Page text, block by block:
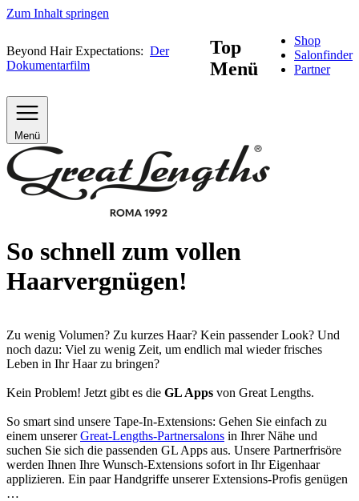
Zum Inhalt springen
Beyond Hair Expectations: Der
Dokumentarfilm
Top
Menü
Shop
Salonfinder
Partner
Menü
So schnell zum vollen
Haarvergnügen!
Zu wenig Volumen? Zu kurzes Haar? Kein passender Look? Und
noch dazu: Viel zu wenig Zeit, um endlich mal wieder frisches
Leben in Ihr Haar zu bringen?
Kein Problem! Jetzt gibt es die GL Apps von Great Lengths.
So smart sind unsere Tape-In-Extensions: Gehen Sie einfach zu
einem unsererGreat-Lengths-Partnersalons in Ihrer Nähe und
suchen Sie sich die passenden GL Apps aus. Unsere Partnerfrisöre
werden Ihnen Ihre Wunsch-Extensions sofort in Ihr Eigenhaar
applizieren. Ein paar Handgriffe unserer Extensions-Profis genügen
…